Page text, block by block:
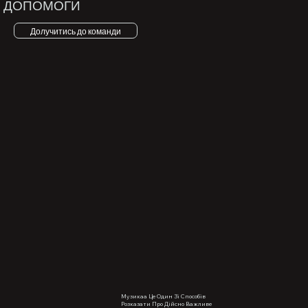
ДОПОМОГИ
Долучитись до команди
Музикаа Це Один Зі Способів
Розказати Про Дійсно Важливе